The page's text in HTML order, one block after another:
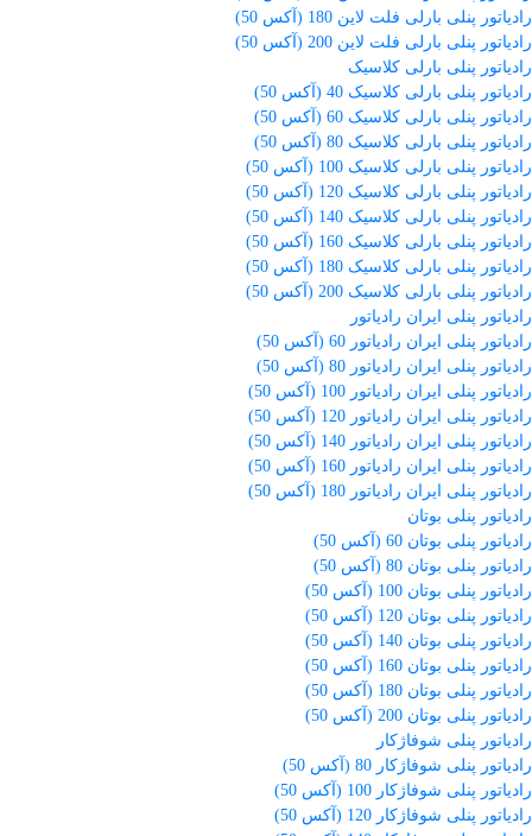
رادیاتور پنلی بارلی فلت لاین 180 (آکس 50)
رادیاتور پنلی بارلی فلت لاین 200 (آکس 50)
رادیاتور پنلی بارلی کلاسیک
رادیاتور پنلی بارلی کلاسیک 40 (آکس 50)
رادیاتور پنلی بارلی کلاسیک 60 (آکس 50)
رادیاتور پنلی بارلی کلاسیک 80 (آکس 50)
رادیاتور پنلی بارلی کلاسیک 100 (آکس 50)
رادیاتور پنلی بارلی کلاسیک 120 (آکس 50)
رادیاتور پنلی بارلی کلاسیک 140 (آکس 50)
رادیاتور پنلی بارلی کلاسیک 160 (آکس 50)
رادیاتور پنلی بارلی کلاسیک 180 (آکس 50)
رادیاتور پنلی بارلی کلاسیک 200 (آکس 50)
رادیاتور پنلی ایران رادیاتور
رادیاتور پنلی ایران رادیاتور 60 (آکس 50)
رادیاتور پنلی ایران رادیاتور 80 (آکس 50)
رادیاتور پنلی ایران رادیاتور 100 (آکس 50)
رادیاتور پنلی ایران رادیاتور 120 (آکس 50)
رادیاتور پنلی ایران رادیاتور 140 (آکس 50)
رادیاتور پنلی ایران رادیاتور 160 (آکس 50)
رادیاتور پنلی ایران رادیاتور 180 (آکس 50)
رادیاتور پنلی بوتان
رادیاتور پنلی بوتان 60 (آکس 50)
رادیاتور پنلی بوتان 80 (آکس 50)
رادیاتور پنلی بوتان 100 (آکس 50)
رادیاتور پنلی بوتان 120 (آکس 50)
رادیاتور پنلی بوتان 140 (آکس 50)
رادیاتور پنلی بوتان 160 (آکس 50)
رادیاتور پنلی بوتان 180 (آکس 50)
رادیاتور پنلی بوتان 200 (آکس 50)
رادیاتور پنلی شوفاژکار
رادیاتور پنلی شوفاژکار 80 (آکس 50)
رادیاتور پنلی شوفاژکار 100 (آکس 50)
رادیاتور پنلی شوفاژکار 120 (آکس 50)